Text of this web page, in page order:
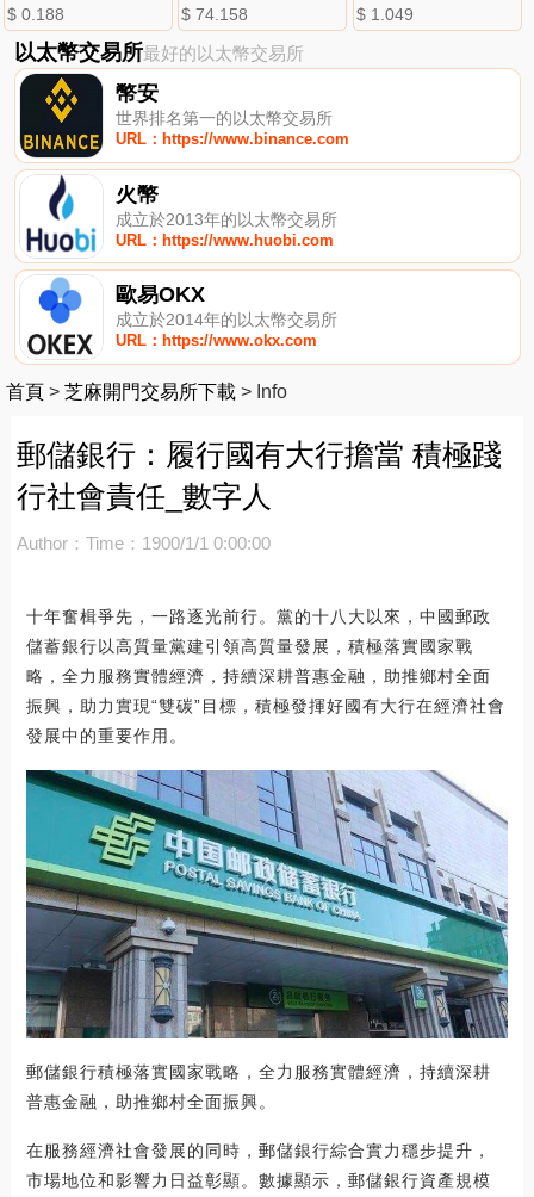
$ 0.188 $ 74.158 $ 1.049
以太幣交易所最好的以太幣交易所
幣安
世界排名第一的以太幣交易所
URL：https://www.binance.com
火幣
成立於2013年的以太幣交易所
URL：https://www.huobi.com
歐易OKX
成立於2014年的以太幣交易所
URL：https://www.okx.com
首頁 > 芝麻開門交易所下載 > Info
郵儲銀行：履行國有大行擔當 積極踐
行社會責任_數字人
Author： Time：1900/1/1 0:00:00
十年奮楫爭先，一路逐光前行。黨的十八大以來，中國郵政
儲蓄銀行以高質量黨建引領高質量發展，積極落實國家戰
略，全力服務實體經濟，持續深耕普惠金融，助推鄉村全面
振興，助力實現“雙碳”目標，積極發揮好國有大行在經濟社會
發展中的重要作用。
郵儲銀行積極落實國家戰略，全力服務實體經濟，持續深耕
普惠金融，助推鄉村全面振興。
在服務經濟社會發展的同時，郵儲銀行綜合實力穩步提升，
市場地位和影響力日益彰顯。數據顯示，郵儲銀行資產規模